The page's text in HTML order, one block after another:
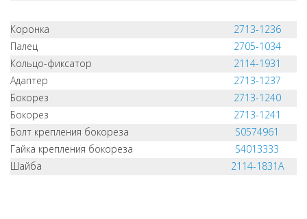
Коронка
2713-1236
Палец
2705-1034
Кольцо-фиксатор
2114-1931
Адаптер
2713-1237
Бокорез
2713-1240
Бокорез
2713-1241
Болт крепления бокореза
S0574961
Гайка крепления бокореза
S4013333
Шайба
2114-1831A